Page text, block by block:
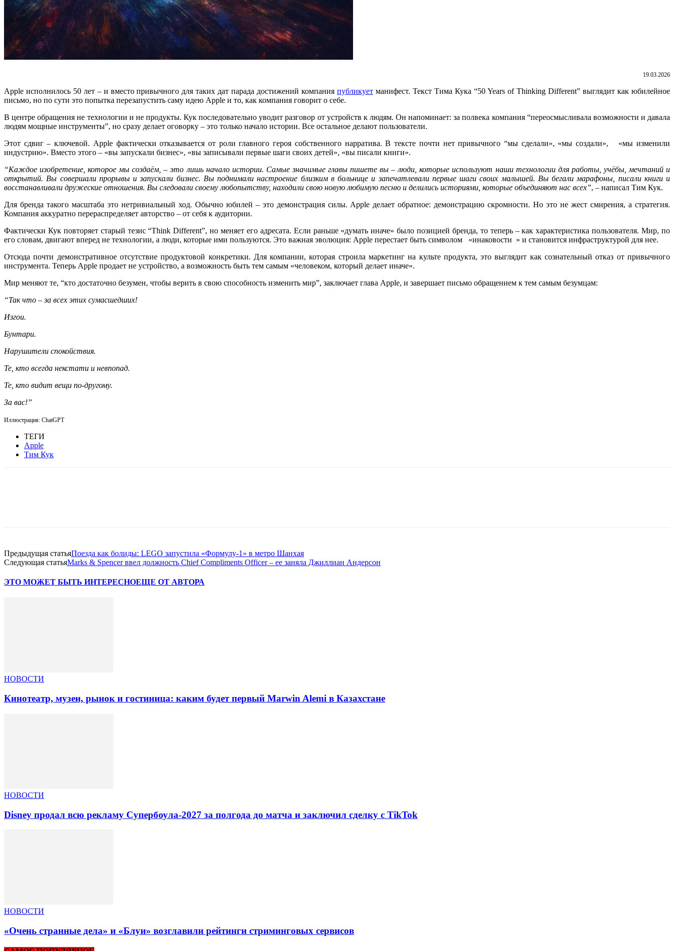
19.03.2026
Apple исполнилось 50 лет – и вместо привычного для таких дат парада достижений компания публикуетманифест. Текст Тима Кука “50 Years of Thinking Different” выглядит как юбилейное
письмо, но по сути это попытка перезапустить саму идею Apple и то, как компания говорит о себе.
В центре обращения не технологии и не продукты. Кук последовательно уводит разговор от устройств к людям. Он напоминает: за полвека компания “переосмысливала возможности и давала
людям мощные инструменты”, но сразу делает оговорку – это только начало истории. Все остальное делают пользователи.
Этот сдвиг – ключевой. Apple фактически отказывается от роли главного героя собственного нарратива. В тексте почти нет привычного “мы сделали», «мы создали», «мы изменили
индустрию». Вместо этого – «вы запускали бизнес», «вы записывали первые шаги своих детей», «вы писали книги».
“Каждое изобретение, которое мы создаём, – это лишь начало истории. Самые значимые главы пишете вы – люди, которые используют наши технологии для работы, учёбы, мечтаний и
открытий. Вы совершали прорывы и запускали бизнес. Вы поднимали настроение близким в больнице и запечатлевали первые шаги своих малышей. Вы бегали марафоны, писали книги и
восстанавливали дружеские отношения. Вы следовали своему любопытству, находили свою новую любимую песню и делились историями, которые объединяют нас всех”, – написал Тим Кук.
Для бренда такого масштаба это нетривиальный ход. Обычно юбилей – это демонстрация силы. Apple делает обратное: демонстрацию скромности. Но это не жест смирения, а стратегия.
Компания аккуратно перераспределяет авторство – от себя к аудитории.
Фактически Кук повторяет старый тезис “Think Different”, но меняет его адресата. Если раньше «думать иначе» было позицией бренда, то теперь – как характеристика пользователя. Мир, по
его словам, двигают вперед не технологии, а люди, которые ими пользуются. Это важная эволюция: Apple перестает быть символом «инаковости » и становится инфраструктурой для нее.
Отсюда почти демонстративное отсутствие продуктовой конкретики. Для компании, которая строила маркетинг на культе продукта, это выглядит как сознательный отказ от привычного
инструмента. Теперь Apple продает не устройство, а возможность быть тем самым «человеком, который делает иначе».
Мир меняют те, “кто достаточно безумен, чтобы верить в свою способность изменить мир”, заключает глава Apple, и завершает письмо обращением к тем самым безумцам:
“Так что – за всех этих сумасшедших!
Изгои.
Бунтари.
Нарушители спокойствия.
Те, кто всегда некстати и невпопад.
Те, кто видит вещи по-другому.
За вас!”
Иллюстрация: ChatGPT
ТЕГИ
Apple
Тим Кук
Предыдущая статьяПоезда как болиды: LEGO запустила «Формулу-1» в метро Шанхая
Следующая статьяMarks & Spencer ввел должность Chief Compliments Officer – ее заняла Джиллиан Андерсон
ЭТО МОЖЕТ БЫТЬ ИНТЕРЕСНОЕЩЕ ОТ АВТОРА
НОВОСТИ
Кинотеатр, музеи, рынок и гостиница: каким будет первый Marwin Alemi в Казахстане
НОВОСТИ
Disney продал всю рекламу Супербоула-2027 за полгода до матча и заключил сделку с TikTok
НОВОСТИ
«Очень странные дела» и «Блуи» возглавили рейтинги стриминговых сервисов